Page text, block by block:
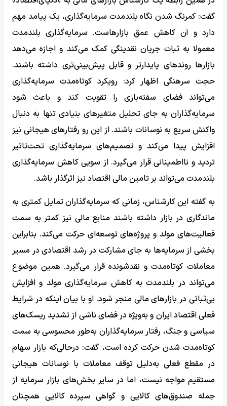
گفت: کمرنگ شدن نگاه بلندمدت سرمایه‌گذاری، یک پیامد مهم
دارد و آن کاهش عمق بازارهاست. سرمایه‌گذاری بلندمدت
معمولا به ثبات جریان نقدینگی کمک می‌کند و اجازه می‌دهد
بازارها روندهای پایدارتر و قابل پیش‌بینی‌تری داشته باشند.
حجت سرهنگی اظهار کرد: رویکرد کوتاه‌مدت سرمایه‌گذاری
می‌تواند فضای سفته‌بازی را تقویت کند و باعث شود
سرمایه‌گذاران به جای تحلیل متغیرهای بنیادی تنها به دنبال
واکنش سریع به نوسانات باشند. از این رو رفتارهای هیجانی نیز
افزایش پیدا می‌کند و تصمیم‌های سرمایه‌گذاری تحت‌تاثیر
تردید و نااطمینانی قرار می‌گیرد. از سویی کاهش سرمایه‌گذاری
بلندمدت می‌تواند بر تامین مالی اقتصاد نیز اثرگذار باشد.
به گفته این کارشناس، زمانی که سرمایه‌گذاران تمایل کمتری به
ماندگاری در بازار داشته باشند منابع مالی نیز کمتر به سمت
فعالیت‌های مولد و پروژه‌های توسعه‌ای حرکت می‌کند. بنابراین
بخشی از سرمایه‌ها به جای مشارکت در رشد اقتصادی در مسیر
معاملات کوتاه‌مدت و نقدشونده قرار می‌گیرد. همین موضوع
می‌تواند در بلندمدت به کاهش سرمایه‌گذاری مولد و افزایش
بی‌ثباتی در بازارهای مالی منجر شود. او با بیان اینکه در شرایط
فعلی اقتصاد ایران و به‌ویژه در فضای ناشی از تشدید ریسک‌های
سیاسی و جنگ، رفتار سرمایه‌گذاران به‌طور محسوسی به سمت
کوتاه‌مدت شدن حرکت کرده است، گفت: درحالی‌که بازار سهام
در مقطع فعلی به‌دلیل توقف معاملات با نوسانات هیجانی
مستقیم مواجه نیست، اما در سایر بخش‌های بازار سرمایه از
جمله صندوق‌های کالایی و گواهی سپرده کالایی همچنان